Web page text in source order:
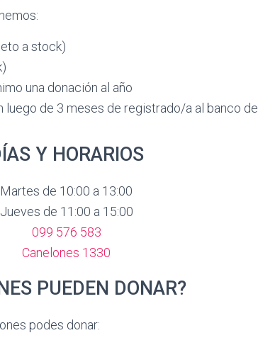
a stock)
una donación al año
luego de 3 meses de registrado/a al banco
Y HORARIOS
Martes de 10:00 a 13:00
Jueves de 11:00 a 15:00
099 576 583
Canelones 1330
PUEDEN DONAR?
podes donar: